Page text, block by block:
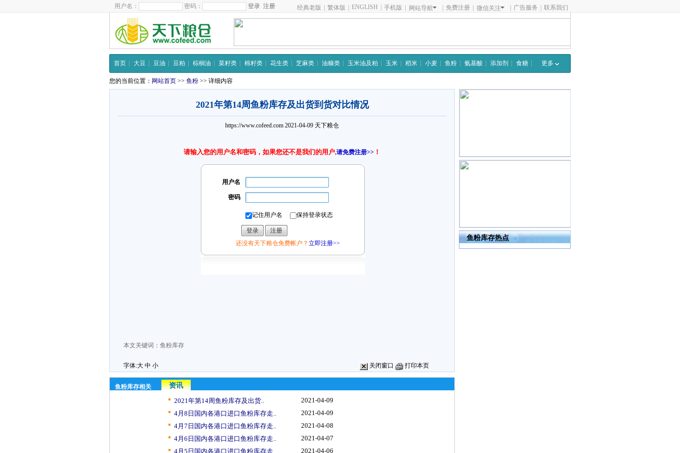
用户名： 密码： 注册 经典老版 繁体版 ENGLISH 手机版 网站导航 免费注册 微信关注 广告服务 联系我们
首页 大豆 豆油 豆粕 棕榈油 菜籽类 棉籽类 花生类 芝麻类 油糠类 玉米油及粕 玉米 稻米 小麦 鱼粉 氨基酸 添加剂 食糖 更多
您的当前位置： 网站首页 >> 鱼粉 >> 详细内容
2021年第14周鱼粉库存及出货到货对比情况
https://www.cofeed.com 2021-04-09 天下粮仓
请输入您的用户名和密码，如果您还不是我们的用户,请免费注册>> ！
用户名
密码
记住用户名 保持登录状态
还没有天下粮仓免费帐户？ 立即注册>>
本文关键词： 鱼粉库存
字体:大 中 小 关闭窗口 打印本页
鱼粉库存相关
资讯
2021年第14周鱼粉库存及出货..
2021-04-09
4月8日国内各港口进口鱼粉库存走..
2021-04-09
4月7日国内各港口进口鱼粉库存走..
2021-04-08
4月6日国内各港口进口鱼粉库存走..
2021-04-07
4月5日国内各港口进口鱼粉库存走..
2021-04-06
鱼粉库存热点